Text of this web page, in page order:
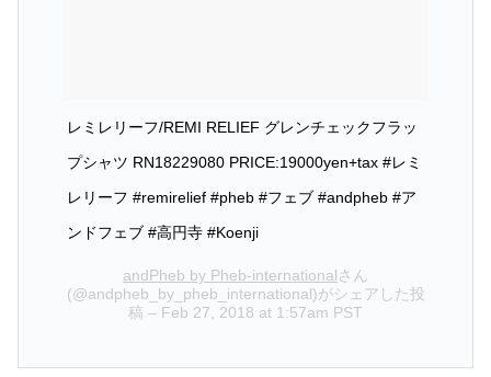
レミレリーフ/REMI RELIEF グレンチェックフラッ
プシャツ RN18229080 PRICE:19000yen+tax #レミ
レリーフ #remirelief #pheb #フェブ #andpheb #ア
ンドフェブ #高円寺 #Koenji
andPheb by Pheb-internationalさん
(@andpheb_by_pheb_international)がシェアした投
稿 – Feb 27, 2018 at 1:57am PST